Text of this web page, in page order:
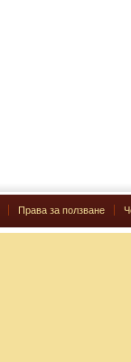
Права за ползване